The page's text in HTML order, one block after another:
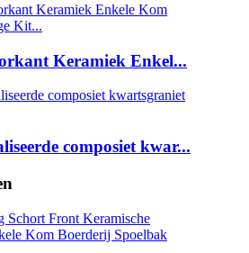
Keramiek Enkel...
composiet kwar...